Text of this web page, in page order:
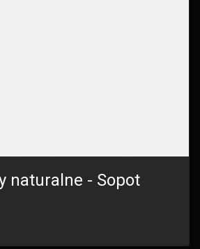
naturalne - Sopot